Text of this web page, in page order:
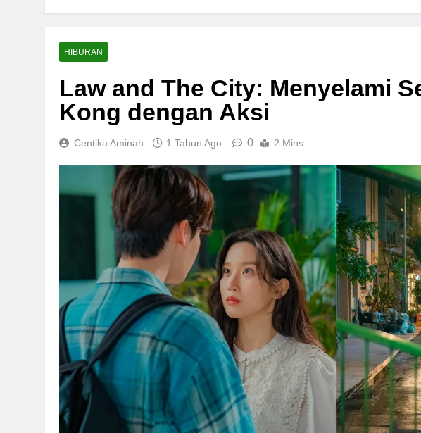
HIBURAN
Law and The City: Menyelami
Kong dengan Aksi
Centika Aminah 1 Tahun Ago 0 2 Mins